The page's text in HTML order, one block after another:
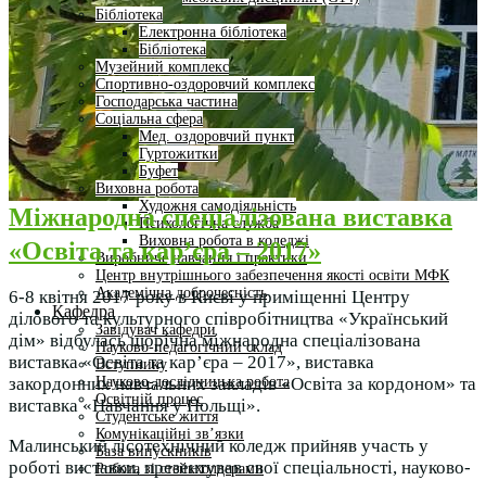
Бібліотека
Електронна бібліотека
Бібліотека
Музейний комплекс
Спортивно-оздоровчий комплекс
Господарська частина
Соціальна сфера
Мед. оздоровчий пункт
Гуртожитки
Буфет
Виховна робота
Художня самодіяльність
Психологічна служба
Виховна робота в коледжі
Виробниче навчання і практики
Центр внутрішнього забезпечення якості освіти МФК
Академічна доброчесність
Кафедра
Завідувач кафедри
Науково-педагогічний склад
Вступнику
Науково-дослідницька робота
Освітній процес
Студентське життя
Комунікаційні зв’язки
База випускників
Робота зі стейкхолдерами
Міжнародна спеціалізована виставка
«Освіта та кар’єра – 2017»
6-8 квітня 2017 року в Києві у приміщенні Центру
ділового та культурного співробітництва «Український
дім» відбулась щорічна міжнародна спеціалізована
виставка «Освіта та кар’єра – 2017», виставка
закордонних навчальних закладів «Освіта за кордоном» та
виставка «Навчання у Польщі».
Малинський лісотехнічний коледж прийняв участь у
роботі виставки, презентував свої спеціальності, науково-